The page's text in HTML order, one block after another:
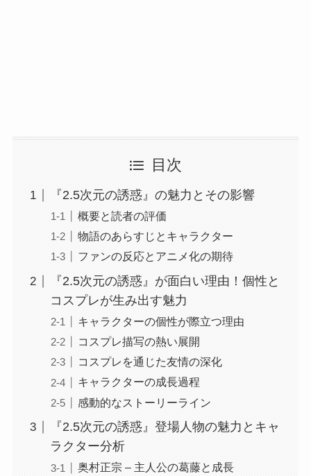
目次
『2.5次元の誘惑』の魅力とその影響
概要と読者の評価
物語のあらすじとキャラクター
ファンの反応とアニメ化の期待
『2.5次元の誘惑』が面白い理由！個性と
コスプレが生み出す魅力
キャラクターの個性が際立つ理由
コスプレ描写の熱い展開
コスプレを通じた友情の深化
キャラクターの成長過程
感動的なストーリーライン
『2.5次元の誘惑』登場人物の魅力とキャ
ラクター分析
奥村正宗 – 主人公の葛藤と成長